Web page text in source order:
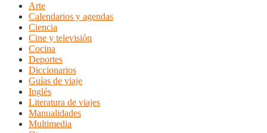
Arte
Calendarios y agendas
Ciencia
Cine y televisión
Cocina
Deportes
Diccionarios
Guías de viaje
Inglés
Literatura de viajes
Manualidades
Multimedia